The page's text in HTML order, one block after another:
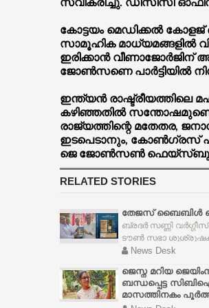
സ്വീകരിച്ചു. ഡിസിസി
കോട്ടയം മെഡിക്കല്‍ കോളജ്
സാമൂഹിക മാധ്യമങ്ങളില്‍
ഇരിക്കാന്‍ വീണാജോര്‍ജിന്
ജോണ്‍സണെ പാര്‍ട്ടിയില്‍
ഇന്ത്യന്‍ രാഷ്ട്രീയത്തിലെ
കഴിഞ്ഞതില്‍
രാജ്യത്തിന്റെ മതേതര,
ഇടപെടാനും, കോണ്‍ഗ്രസ്
ജെ ജോണ്‍സണ്‍
RELATED STORIES
തേജസ് ബൈബിൾ
ബ്രദർ സണ്ണി
ടൗൺ സഭാ ശുശ്രൂഷകൻ
നൽകി പ്രകാശനം
ചെയ്തു. ബൈബിളിൽ
കഴിയാത്തവർക്കും
പഠിക്കുവാൻ
News Desk
ജെസ്ന മറിയ
ബന്ധപ്പെട്ട
മാസത്തിനകം